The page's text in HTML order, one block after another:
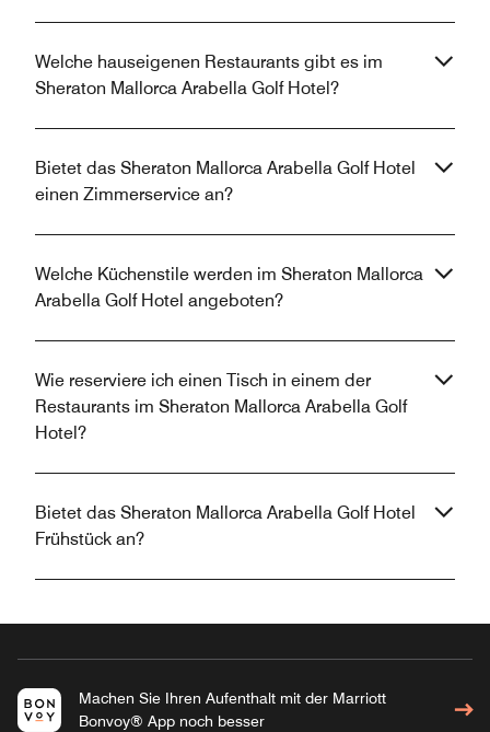
Welche hauseigenen Restaurants gibt es im
Sheraton Mallorca Arabella Golf Hotel?
Bietet das Sheraton Mallorca Arabella Golf Hotel
einen Zimmerservice an?
Welche Küchenstile werden im Sheraton Mallorca
Arabella Golf Hotel angeboten?
Wie reserviere ich einen Tisch in einem der
Restaurants im Sheraton Mallorca Arabella Golf
Hotel?
Bietet das Sheraton Mallorca Arabella Golf Hotel
Frühstück an?
Machen Sie Ihren Aufenthalt mit der Marriott
Bonvoy® App noch besser